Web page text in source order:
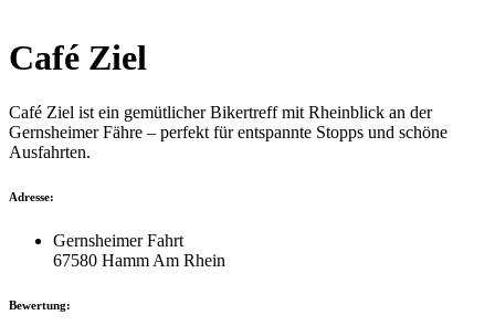
Café Ziel
Café Ziel ist ein gemütlicher Bikertreff mit Rheinblick an der
Gernsheimer Fähre – perfekt für entspannte Stopps und schöne
Ausfahrten.
Adresse:
Gernsheimer Fahrt
67580 Hamm Am Rhein
Bewertung: